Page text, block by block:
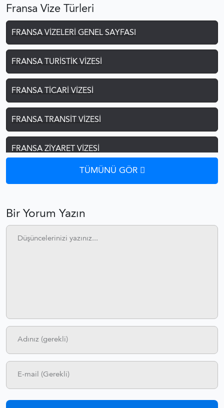
Fransa Vize Türleri
FRANSA VIZELERI GENEL SAYFASI
FRANSA TURISTIK VIZESI
FRANSA TICARI VIZESI
FRANSA TRANSIT VIZESI
FRANSA ZIYARET VIZESI
FRANSA AILE BIRLEŞIMI VIZESI
FRANSA VIZESI FORMLAR
TÜMÜNÜ GÖR
Bir Yorum Yazın